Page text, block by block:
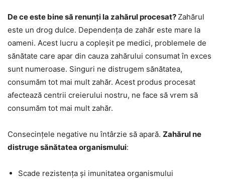
De ce este bine să renunți la zahărul procesat? Zahărul
este un drog dulce. Dependența de zahăr este mare la
oameni. Acest lucru a copleșit pe medici, problemele de
sănătate care apar din cauza zahărului consumat în exces
sunt numeroase. Singuri ne distrugem sănătatea,
consumăm tot mai mult zahăr. Acest produs procesat
afectează centrii creierului nostru, ne face să vrem să
consumăm tot mai mult zahăr.
Consecințele negative nu întârzie să apară. Zahărul ne
distruge sănătatea organismului:
Scade rezistența și imunitatea organismului